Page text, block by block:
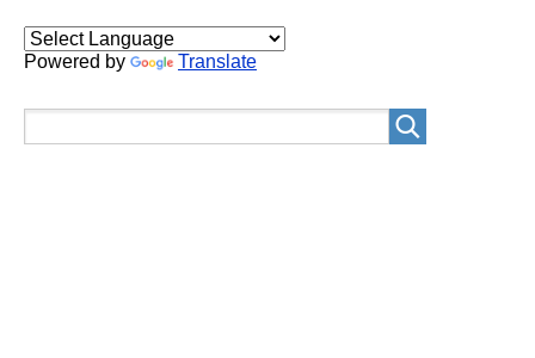
Powered by Translate